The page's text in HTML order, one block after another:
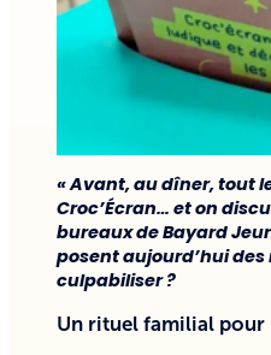
« Avant, au dîner, tout
Croc’Écran… et on
bureaux de Bayard
posent aujourd’hui
culpabiliser ?
Un rituel familial pour